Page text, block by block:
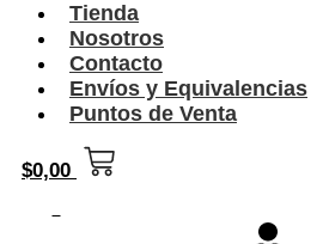
Tienda
Nosotros
Contacto
Envíos y Equivalencias
Puntos de Venta
$0,00